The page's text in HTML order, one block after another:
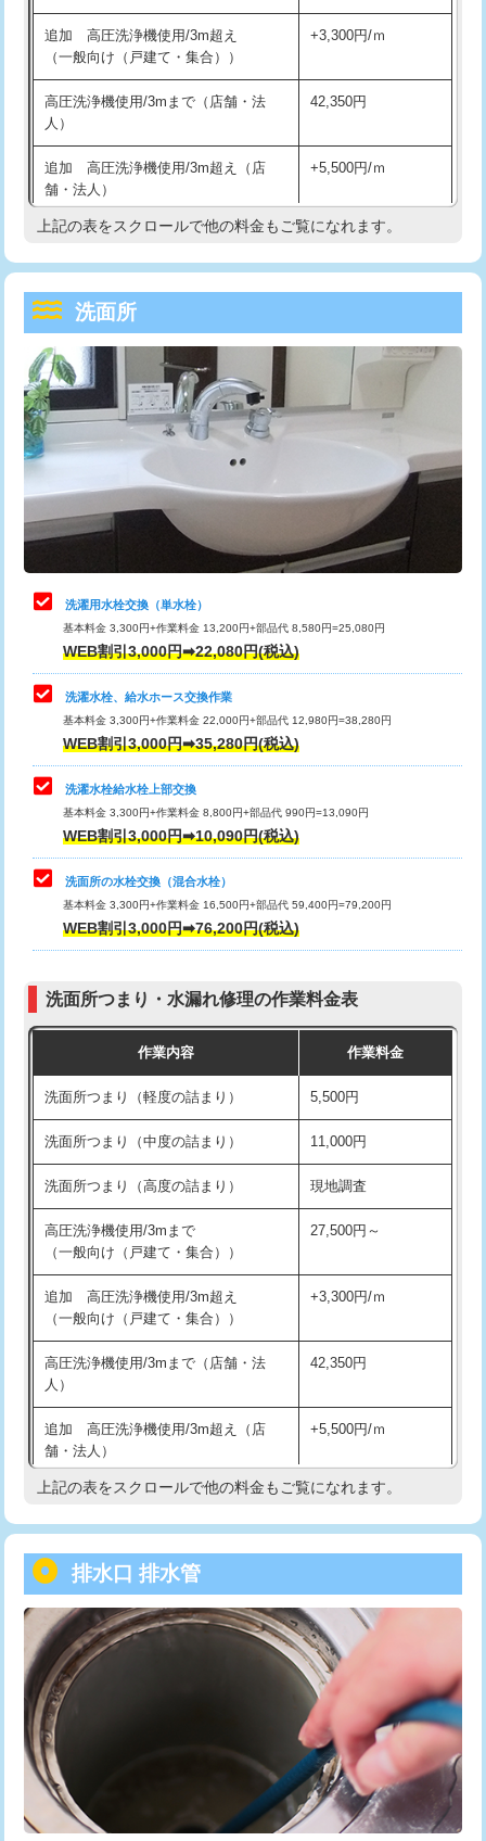
マス交換（深さ50㎝以上） 66,000円
コンクリート斫り（厚さ10㎝まで） 27,500円
コンクリート斫り（厚さ10㎝超え）
モルタル補修（厚さ10㎝まで）
モルタル補修（厚さ10㎝超え） 38,500円
洗面台設置 38,500円
追加人工
廃棄・処分 現場見積
※給水管工事は20mmまでの価格です。
持込商品取付（混合水栓） 16,500円
給水管工事※（ホール加工)
給水管工事※（バンド止め) 3,300円
給水管工事※（支持金具設置) 5,500円
給水管工事※（保温材使用（バンド止
め込み）)
5,500円
給水管工事※（土の掘削・埋め戻し作
業)
11,000円
給水管工事※（塩ビ管（VP・HI）使
用/3ｍまで)
33,000円
給水管工事※（塩ビ管（VP・HI）使
用（追加）/3ｍ超え)
給水管工事※（ライニング鋼管・銅
管・ポリ管・HT管使用/3ｍまで)
44,000円
給水管工事※（ライニング鋼管・銅
管・ポリ管・HT管使用/3ｍ超え)
排水管工事（土の掘削・埋め戻し作
業）
排水管工事（排水管工事/3ｍまで） 55,000円
排水管工事（追加 排水管工事/3ｍ超
え）
マス交換（土の掘削・埋め戻し作業）
マス交換（深さ50㎝未満）
マス交換（深さ50㎝以上）
モルタル補修（厚さ10㎝まで） 27,500円
モルタル補修（厚さ10㎝超え） 38,500円
洗面台設置 38,500円
バスタブ設置 現場見積
追加人工 16,500円
廃棄・処分
※給水管工事は20mmまでの価格です。
追加 高圧洗浄機使用/3m超え
（一般向け（戸建て・集合））
+3,300円/ｍ
高圧洗浄機使用/3mまで（店舗・法
人）
42,350円
追加 高圧洗浄機使用/3m超え（店
舗・法人）
+5,500円/ｍ
高度高圧洗浄換 現地調査
トーラー機使用/3mまで
追加トーラー機使用/3m超え +3,300円
カメラ調査 33,000円
桝清掃
止水・漏水調査・防水処理・清掃・修
理・調整・分解・加工など（軽作業）
11,000円
止水・漏水調査・防水処理・清掃・修
理・調整・分解・加工など（中作業）
22,000円
止水・漏水調査・防水処理・清掃・修
理・調整・分解・加工など（重作業）
33,000円
キッチンタンク脱着
その他部品の脱着
交換・取付（タンク）
交換・取付(単水栓（壁付・デッキ
式）)
交換・取付(混合水栓（壁付・デッキ
式・ワンホール）)
16,500円+材料費
（P/S/ポップアップ））
交換・取付（その他部品） 11,000円+材料費
持込商品取付（単水栓） 13,200円
持込商品取付（混合水栓） 16,500円
持込商品取付（浄水器・分岐水栓） 16,500円
給水管工事※（ホール加工) 16,500円
給水管工事※（バンド止め)
給水管工事※（支持金具設置) 5,500円
給水管工事※（保温材使用（バンド止
め込み）)
5,500円
給水管工事※（土の掘削・埋め戻し作
業)
11,000円
給水管工事※（塩ビ管（VP・HI）使
用/3ｍまで)
用（追加）/3ｍ超え)
給水管工事※（ライニング鋼管・銅
管・ポリ管・HT管使用/3ｍまで)
44,000円
給水管工事※（ライニング鋼管・銅
管・ポリ管・HT管使用/3ｍ超え)
+8,800円
排水管工事（土の掘削・埋め戻し作
業）
11,000円~
排水管工事（排水管工事/3ｍまで） 55,000円
上記の表をスクロールで他の料金もご覧になれます。
洗面所
洗濯用水栓交換（単水栓）
基本料金 3,300円+作業料金 13,200円+部品代 8,580円=25,080円
WEB割引3,000円➡22,080円(税込)
洗濯水栓、給水ホース交換作業
基本料金 3,300円+作業料金 22,000円+部品代 12,980円=38,280円
WEB割引3,000円➡35,280円(税込)
洗濯水栓給水栓上部交換
基本料金 3,300円+作業料金 8,800円+部品代 990円=13,090円
WEB割引3,000円➡10,090円(税込)
洗面所の水栓交換（混合水栓）
基本料金 3,300円+作業料金 16,500円+部品代 59,400円=79,200円
WEB割引3,000円➡76,200円(税込)
洗面所つまり・水漏れ修理の作業料金表
作業内容 作業料金
洗面所つまり（軽度の詰まり） 5,500円
洗面所つまり（中度の詰まり） 11,000円
洗面所つまり（高度の詰まり） 現地調査
高圧洗浄機使用/3mまで
（一般向け（戸建て・集合））
27,500円～
追加 高圧洗浄機使用/3m超え
（一般向け（戸建て・集合））
+3,300円/ｍ
高圧洗浄機使用/3mまで（店舗・法
人）
42,350円
追加 高圧洗浄機使用/3m超え（店
舗・法人）
+5,500円/ｍ
高度高圧洗浄換 現地調査
トーラー機使用/3mまで
追加トーラー機使用/3m超え +3,300円
カメラ調査 33,000円
桝清掃 8,800円
止水・漏水調査・防水処理・清掃・修
理・調整・分解・加工など（軽作業）
11,000円
止水・漏水調査・防水処理・清掃・修
22,000円
上記の表をスクロールで他の料金もご覧になれます。
排水口 排水管